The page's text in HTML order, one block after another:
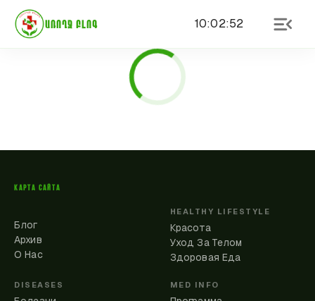
ԱՌՈՂՋ ԲԼՈԳ 10:02:52
КАРТА САЙТА
Блог
Архив
О Нас
HEALTHY LIFESTYLE
Красота
Уход За Телом
Здоровая Еда
DISEASES MED INFO